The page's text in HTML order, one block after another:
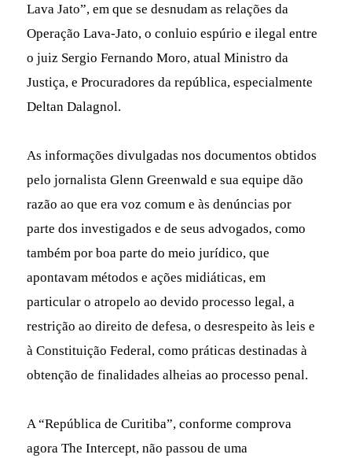
Lava Jato”, em que se desnudam as relações da
Operação Lava-Jato, o conluio espúrio e ilegal entre
o juiz Sergio Fernando Moro, atual Ministro da
Justiça, e Procuradores da república, especialmente
Deltan Dalagnol.
As informações divulgadas nos documentos obtidos
pelo jornalista Glenn Greenwald e sua equipe dão
razão ao que era voz comum e às denúncias por
parte dos investigados e de seus advogados, como
também por boa parte do meio jurídico, que
apontavam métodos e ações midiáticas, em
particular o atropelo ao devido processo legal, a
restrição ao direito de defesa, o desrespeito às leis e
à Constituição Federal, como práticas destinadas à
obtenção de finalidades alheias ao processo penal.
A “República de Curitiba”, conforme comprova
agora The Intercept, não passou de uma